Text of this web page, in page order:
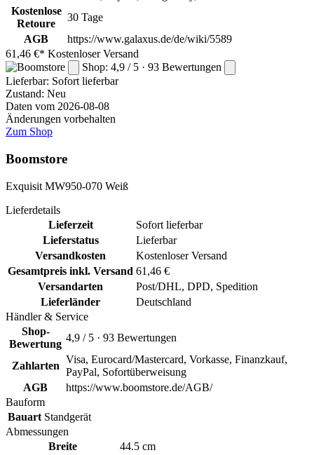
Kostenlose
Retoure
30 Tage
AGB
https://www.galaxus.de/de/wiki/5589
61,46 €* Kostenloser Versand
Shop: 4,9 / 5 · 93 Bewertungen
Lieferbar: Sofort lieferbar
Zustand: Neu
Daten vom 2026-08-08
Änderungen vorbehalten
Zum Shop
Boomstore
Exquisit MW950-070 Weiß
Lieferdetails
Lieferzeit
Sofort lieferbar
Lieferstatus
Lieferbar
Versandkosten
Kostenloser Versand
Gesamtpreis inkl. Versand 61,46 €
Versandarten
Post/DHL, DPD, Spedition
Lieferländer
Deutschland
Händler & Service
Shop-
Bewertung
4,9 / 5 · 93 Bewertungen
Zahlarten
Visa, Eurocard/Mastercard, Vorkasse, Finanzkauf,
PayPal, Sofortüberweisung
AGB
https://www.boomstore.de/AGB/
Bauform
Bauart Standgerät
Abmessungen
Breite
44.5 cm